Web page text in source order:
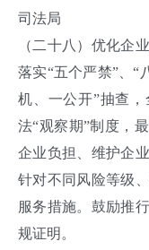
司法局
（二十八）优化企
落实“五个严禁”、“
机、一公开”抽查
法“观察期”制度，
企业负担、维护企
针对不同风险等级
服务措施。鼓励推
规证明。